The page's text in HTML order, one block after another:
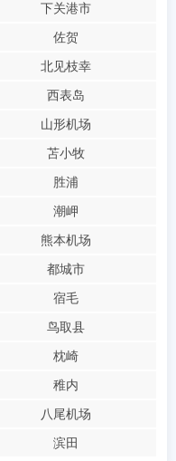
下关港市
佐贺
北见枝幸
西表岛
山形机场
苫小牧
胜浦
潮岬
熊本机场
都城市
宿毛
鸟取县
枕崎
稚内
八尾机场
滨田